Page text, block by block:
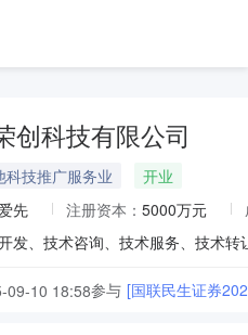
创科技有限公司
科技推广服务业
开业
先 注册资本： 5000万元
09-10 18:58参与 [国联民生证券